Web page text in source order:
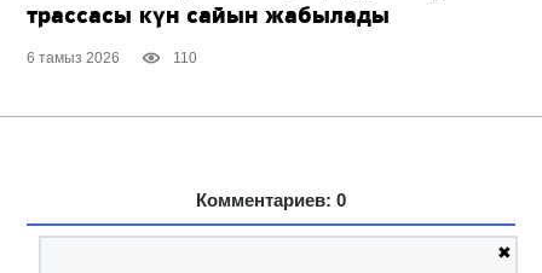
трассасы күн сайын жабылады
6 тамыз 2026 110
Комментариев: 0
✖